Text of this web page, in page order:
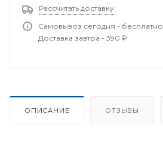
Рассчитать доставку
Самовывоз сегодня - бесплатно
Доставка завтра - 390 ₽
ОПИСАНИЕ ОТЗЫВЫ